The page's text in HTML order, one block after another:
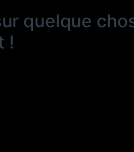
quelque
!